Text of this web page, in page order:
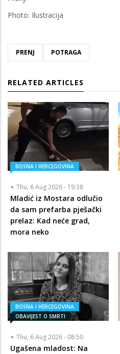
Photo: Ilustracija
PRENJ POTRAGA
RELATED ARTICLES
BOSNA I HERCEGOVINA
Thu, 6 Aug 2026 - 19:38
Mladić iz Mostara odlučio
da sam prefarba pješački
prelaz: Kad neće grad,
mora neko
BOSNA I HERCEGOVINA
OBAVIJEST O SMRTI
Thu, 6 Aug 2026 - 08:50
Ugašena mladost: Na